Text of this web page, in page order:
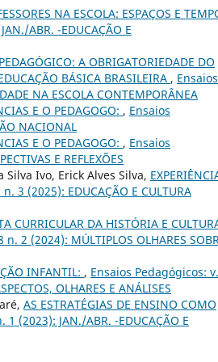
NA ESCOLA: ESPAÇOS E
ABR. -EDUCAÇÃO E
A OBRIGATORIEDADE DO
BÁSICA BRASILEIRA , Ensaios
NA ESCOLA CONTEMPORÂNEA
E O PEDAGOGO: , Ensaios
NACIONAL
E O PEDAGOGO: , Ensaios
E REFLEXÕES
Ivo, Erick Alves Silva,
3 (2025): EDUCAÇÃO E CULTURA
CURRICULAR DA HISTÓRIA E
2 (2024): MÚLTIPLOS OLHARES
INFANTIL: , Ensaios Pedagógicos:
OLHARES E ANÁLISES
AS ESTRATÉGIAS DE ENSINO COMO
(2023): JAN./ABR. -EDUCAÇÃO E